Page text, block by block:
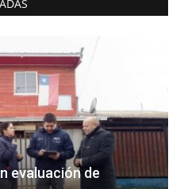
evaluación de